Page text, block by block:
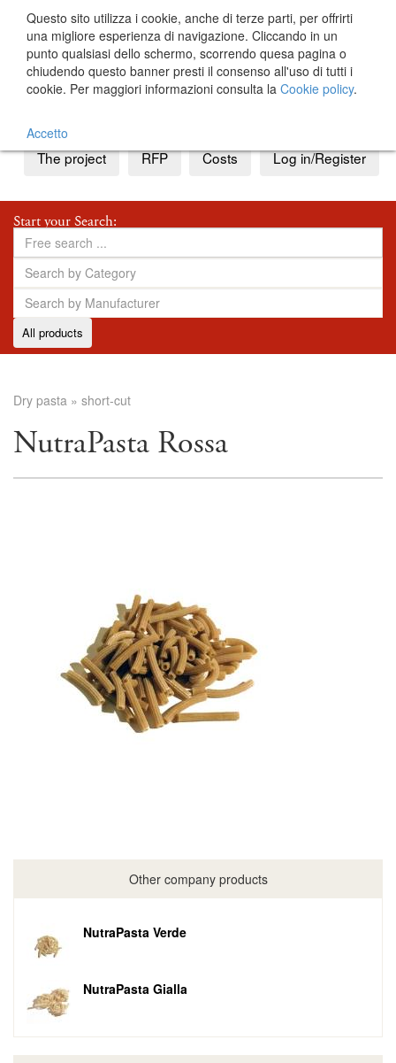
The project RFP Costs Log in/Register
Start your Search:
All products
Dry pasta » short-cut
NutraPasta Rossa
Other company products
NutraPasta Verde
NutraPasta Gialla
Questo sito utilizza i cookie, anche di terze parti, per offrirti
una migliore esperienza di navigazione. Cliccando in un
punto qualsiasi dello schermo, scorrendo quesa pagina o
chiudendo questo banner presti il consenso all'uso di tutti i
cookie. Per maggiori informazioni consulta la Cookie policy.
Accetto